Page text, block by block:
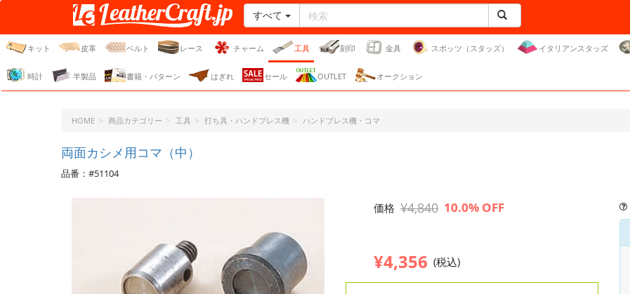
レザークラフト・ドット・
ジェーピー
すべて
キット 皮革 ベルト レース チャーム 工具 刻印 金具 スポッツ（スタッズ） イタリアンスタッズ
時計 半製品 書籍・パターン はぎれ セール OUTLET オークション
HOME 商品カテゴリー 工具 打ち具・ハンドプレス機 ハンドプレス機・コマ
両面カシメ用コマ（中）
品番：#51104
価格 ¥4,840 10.0% OFF
¥4,356 (税込)